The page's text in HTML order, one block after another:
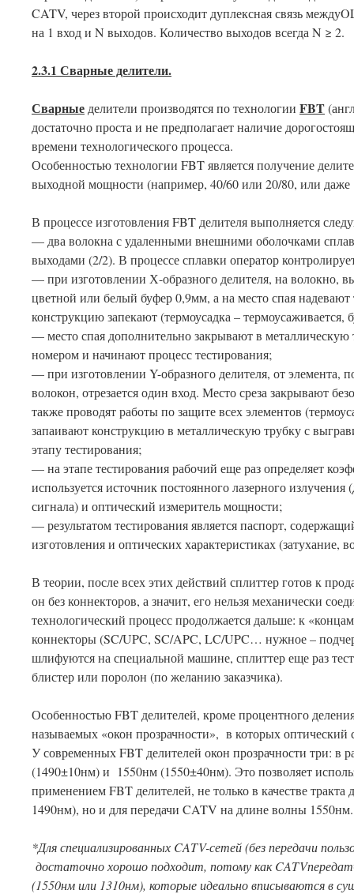
CATV, через второй происходит дуплексная связь
на 1 вход и N выходов. Количество выходов всегда N ≥ 2.
2.3.1 Сварные делители.
Сварные делители производятся по технологии FBT
достаточно проста и не предполагает наличие
времени технологического процесса.
Особенностью технологии FBT является получение
выходной мощности (например, 40/60 или 20/80, или
В процессе изготовления FBT делителя выполняется
— два волокна с удаленными внешними оболочками
выходами (2/2). В процессе сплавки оператор
— при изготовлении Х-образного делителя, на волокно,
цветной или белый буфер 0,9мм, а на место спая
конструкцию запекают (термоусадка – термоусаживается,
— место спая дополнительно закрывают в
номером и начинают процесс тестирования;
— при изготовлении Y-образного делителя, от элемента,
волокон, отрезается один вход. Место среза закрывают
также проводят работы по защите всех элементов
запаивают конструкцию в металлическую трубку с
этапу тестирования;
— на этапе тестирования рабочий еще раз определяет
используется источник постоянного лазерного
сигнала) и оптический измеритель мощности;
— результатом тестирования является паспорт,
изготовления и оптических характеристиках (затухание,
В теории, после всех этих действий сплиттер готов к
он без коннекторов, а значит, его нельзя механически
технологический процесс продолжается дальше: к
коннекторы (SC/UPC, SC/APC, LC/UPC… нужное –
шлифуются на специальной машине, сплиттер еще раз
блистер или поролон (по желанию заказчика).
Особенностью FBT делителей, кроме процентного
называемых «окон прозрачности», в которых оптический
У современных FBT делителей окон прозрачности три:
(1490±10нм) и 1550нм (1550±40нм). Это позволяет
применением FBT делителей, не только в качестве
1490нм), но и для передачи CATV на длине волны 1550нм.
*Для специализированных CATV-сетей (без передачи
достаточно хорошо подходит, потому какCATV
(1550нм или 1310нм), которые идеально вписываются в